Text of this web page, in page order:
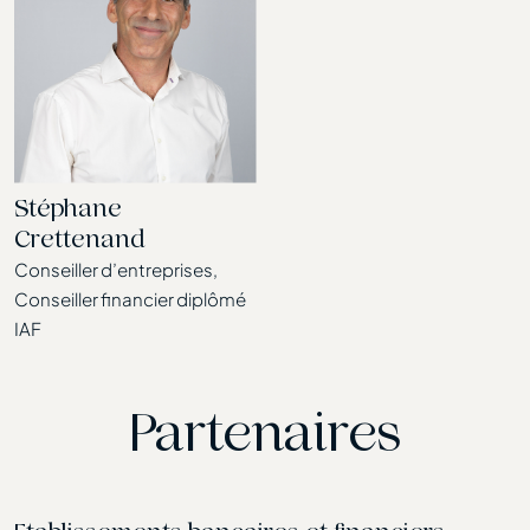
Stéphane
Crettenand
Conseiller d’entreprises,
Conseiller financier diplômé
IAF
Partenaires